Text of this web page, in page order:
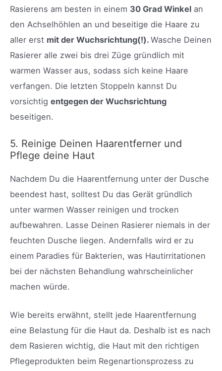
Rasierens am besten in einem 30 Grad Winkel an
den Achselhöhlen an und beseitige die Haare zu
aller erst mit der Wuchsrichtung(!). Wasche Deinen
Rasierer alle zwei bis drei Züge gründlich mit
warmen Wasser aus, sodass sich keine Haare
verfangen. Die letzten Stoppeln kannst Du
vorsichtig entgegen der Wuchsrichtung
beseitigen.
5. Reinige Deinen Haarentferner und
Pflege deine Haut
Nachdem Du die Haarentfernung unter der Dusche
beendest hast, solltest Du das Gerät gründlich
unter warmen Wasser reinigen und trocken
aufbewahren. Lasse Deinen Rasierer niemals in der
feuchten Dusche liegen. Andernfalls wird er zu
einem Paradies für Bakterien, was Hautirritationen
bei der nächsten Behandlung wahrscheinlicher
machen würde.
Wie bereits erwähnt, stellt jede Haarentfernung
eine Belastung für die Haut da. Deshalb ist es nach
dem Rasieren wichtig, die Haut mit den richtigen
Pflegeprodukten beim Regenartionsprozess zu